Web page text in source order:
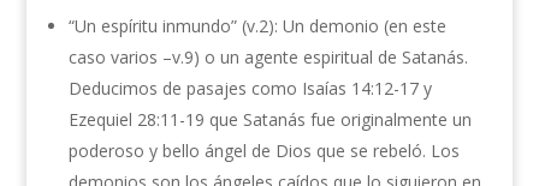
“Un espíritu inmundo” (v.2): Un demonio (en este
caso varios –v.9) o un agente espiritual de Satanás.
Deducimos de pasajes como Isaías 14:12-17 y
Ezequiel 28:11-19 que Satanás fue originalmente un
poderoso y bello ángel de Dios que se rebeló. Los